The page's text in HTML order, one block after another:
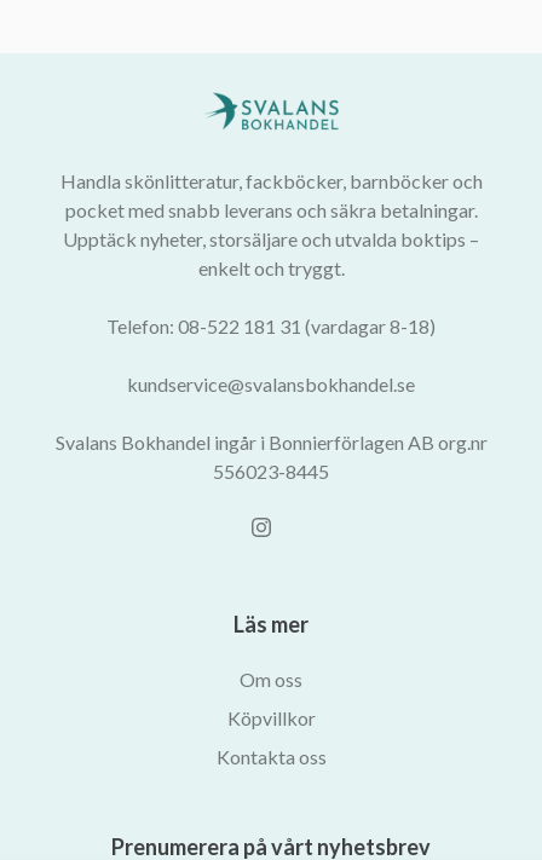
Handla skönlitteratur, fackböcker, barnböcker och
pocket med snabb leverans och säkra betalningar.
Upptäck nyheter, storsäljare och utvalda boktips –
enkelt och tryggt.
Telefon: 08-522 181 31 (vardagar 8-18)
kundservice@svalansbokhandel.se
Svalans Bokhandel ingår i Bonnierförlagen AB org.nr
556023-8445
Läs mer
Om oss
Köpvillkor
Kontakta oss
Prenumerera på vårt nyhetsbrev